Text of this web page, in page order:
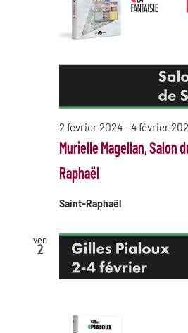
Murielle Magellan, Salon
Raphaël
2 février 2024-4 février
Saint-Raphaël
ven
2